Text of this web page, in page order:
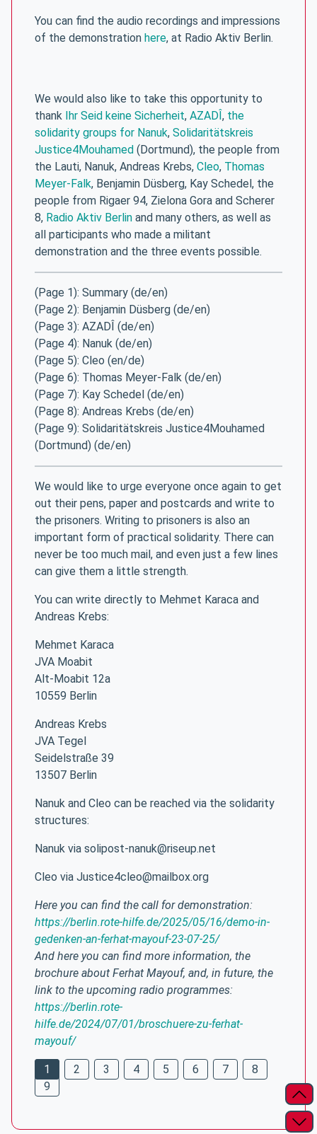
You can find the audio recordings and impressions
of the demonstration here, at Radio Aktiv Berlin.
We would also like to take this opportunity to
thank Ihr Seid keine Sicherheit, AZADÎ, the
solidarity groups for Nanuk, Solidaritätskreis
Justice4Mouhamed (Dortmund), the people from
the Lauti, Nanuk, Andreas Krebs, Cleo, Thomas
Meyer-Falk, Benjamin Düsberg, Kay Schedel, the
people from Rigaer 94, Zielona Gora and Scherer
8, Radio Aktiv Berlin and many others, as well as
all participants who made a militant
demonstration and the three events possible.
(Page 1): Summary (de/en)
(Page 2): Benjamin Düsberg (de/en)
(Page 3): AZADÎ (de/en)
(Page 4): Nanuk (de/en)
(Page 5): Cleo (en/de)
(Page 6): Thomas Meyer-Falk (de/en)
(Page 7): Kay Schedel (de/en)
(Page 8): Andreas Krebs (de/en)
(Page 9): Solidaritätskreis Justice4Mouhamed
(Dortmund) (de/en)
We would like to urge everyone once again to get
out their pens, paper and postcards and write to
the prisoners. Writing to prisoners is also an
important form of practical solidarity. There can
never be too much mail, and even just a few lines
can give them a little strength.
You can write directly to Mehmet Karaca and
Andreas Krebs:
Mehmet Karaca
JVA Moabit
Alt-Moabit 12a
10559 Berlin
Andreas Krebs
JVA Tegel
Seidelstraße 39
13507 Berlin
Nanuk and Cleo can be reached via the solidarity
structures:
Nanuk via solipost-nanuk@riseup.net
Cleo via Justice4cleo@mailbox.org
Here you can find the call for demonstration:
https://berlin.rote-hilfe.de/2025/05/16/demo-in-
gedenken-an-ferhat-mayouf-23-07-25/
And here you can find more information, the
brochure about Ferhat Mayouf, and, in future, the
link to the upcoming radio programmes:
https://berlin.rote-
hilfe.de/2024/07/01/broschuere-zu-ferhat-
mayouf/
1 2 3 4 5 6 7
8
9